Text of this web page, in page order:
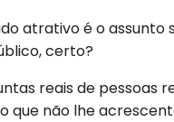
atrativo é o
certo?
reais de pessoas
não lhe